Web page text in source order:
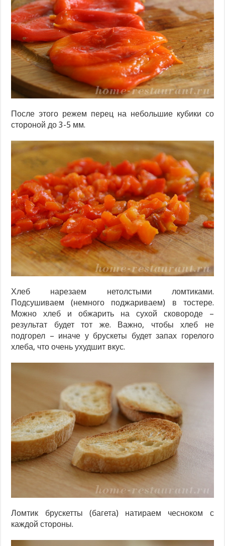
После этого режем перец на небольшие кубики со
стороной до 3-5 мм.
Хлеб нарезаем нетолстыми ломтиками.
Подсушиваем (немного поджариваем) в тостере.
Можно хлеб и обжарить на сухой сковороде –
результат будет тот же. Важно, чтобы хлеб не
подгорел – иначе у брускеты будет запах горелого
хлеба, что очень ухудшит вкус.
Ломтик брускетты (багета) натираем чесноком с
каждой стороны.